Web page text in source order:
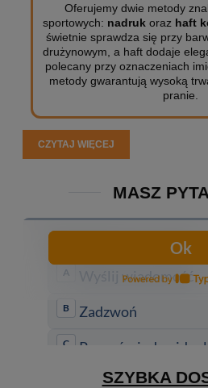
Oferujemy dwie metody
sportowych: nadruk oraz haft
świetnie sprawdza się przy
drużynowym, a haft dodaje
polecany przy oznaczeniach
metody gwarantują wysoką
pranie.
CZYTAJ WIĘCEJ
MASZ
SZYBKA